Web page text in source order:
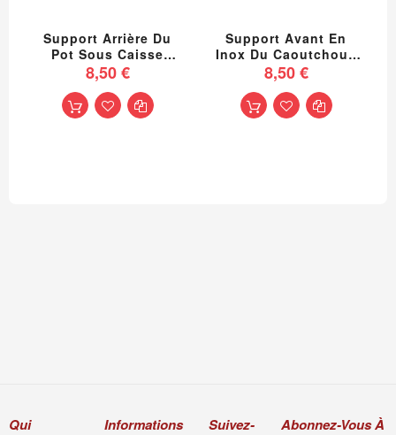
Support Arrière Du
Pot Sous Caisse
Partie Haute En Inox
2cv Dyane Ami 8
8,50 €
Support Avant En
Inox Du Caoutchouc
De Silencieux Sous
Caisse 2cv Dyane Ami
8
8,50 €
Qui
Informations
Suivez-
Abonnez-Vous À